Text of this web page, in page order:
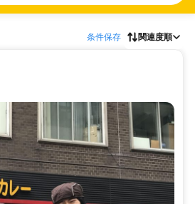
条件保存 関連度順